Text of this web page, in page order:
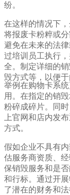
纷。
在这样的情况下
将报废卡粉粹或
避免在未来的法
过培训员工执行
全。制定详细的
毁方式等，以便
举例在购物卡系
用。在指定的销
粉碎成碎片。同
上官网和店内发
方式。
假如企业不具有
估服务商资质、
保销毁服务和是
和行标。通过开
了潜在的财务和